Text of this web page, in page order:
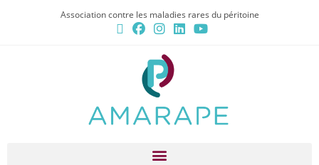
Association contre les maladies rares du péritoine